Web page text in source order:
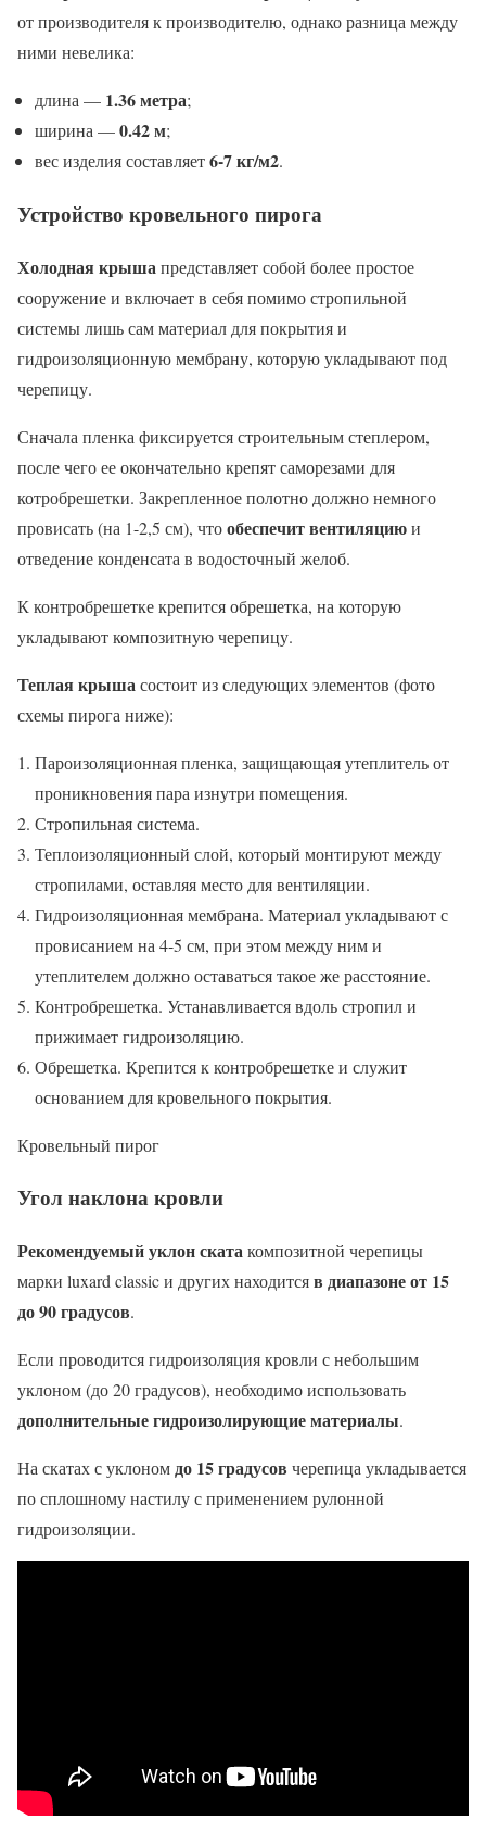
от производителя к производителю, однако разница между
ними невелика:
длина — 1.36 метра;
ширина —0.42 м;
вес изделия составляет6-7 кг/м2.
Устройство кровельного пирога
Холодная крышапредставляет собой более простое
сооружение и включает в себя помимо стропильной
системы лишь сам материал для покрытия и
гидроизоляционную мембрану, которую укладывают под
черепицу.
Сначала пленка фиксируется строительным степлером,
после чего ее окончательно крепят саморезами для
котробрешетки. Закрепленное полотно должно немного
провисать (на 1-2,5 см), чтообеспечит вентиляциюи
отведение конденсата в водосточный желоб.
К контробрешетке крепится обрешетка, на которую
укладывают композитную черепицу.
Теплая крышасостоит из следующих элементов (фото
схемы пирога ниже):
Пароизоляционная пленка, защищающая утеплитель от
проникновения пара изнутри помещения.
Стропильная система.
Теплоизоляционный слой, который монтируют между
стропилами, оставляя место для вентиляции.
Гидроизоляционная мембрана. Материал укладывают с
провисанием на 4-5 см, при этом между ним и
утеплителем должно оставаться такое же расстояние.
Контробрешетка. Устанавливается вдоль стропил и
прижимает гидроизоляцию.
Обрешетка. Крепится к контробрешетке и служит
основанием для кровельного покрытия.
Кровельный пирог
Угол наклона кровли
Рекомендуемый уклон скатакомпозитной черепицы
марки luxard classic и других находитсяв диапазоне от 15
до 90 градусов.
Если проводится гидроизоляция кровли с небольшим
уклоном (до 20 градусов), необходимо использовать
дополнительные гидроизолирующие материалы.
На скатах с уклономдо 15 градусов черепица укладывается
по сплошному настилу с применением рулонной
гидроизоляции.